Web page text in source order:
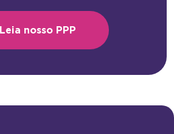
Leia nosso PPP